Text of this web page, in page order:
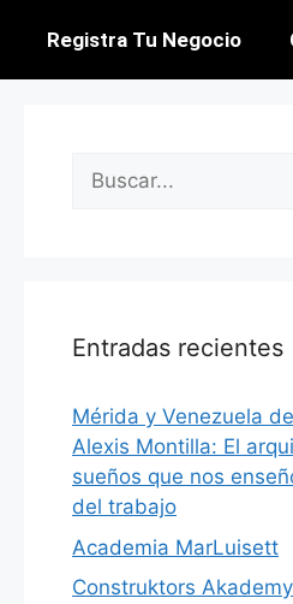
Registra Tu Negocio
Entradas recientes
​Mérida y Venezuela
Alexis Montilla: El
sueños que nos
del trabajo
Academia MarLuisett
Construktors